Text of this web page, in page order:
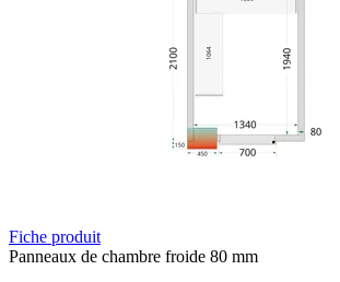
Fiche produit
Panneaux de chambre froide 80 mm